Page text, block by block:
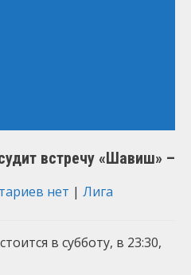
встречу «Шавиш» –
нет | Лига
в субботу, в 23:30,